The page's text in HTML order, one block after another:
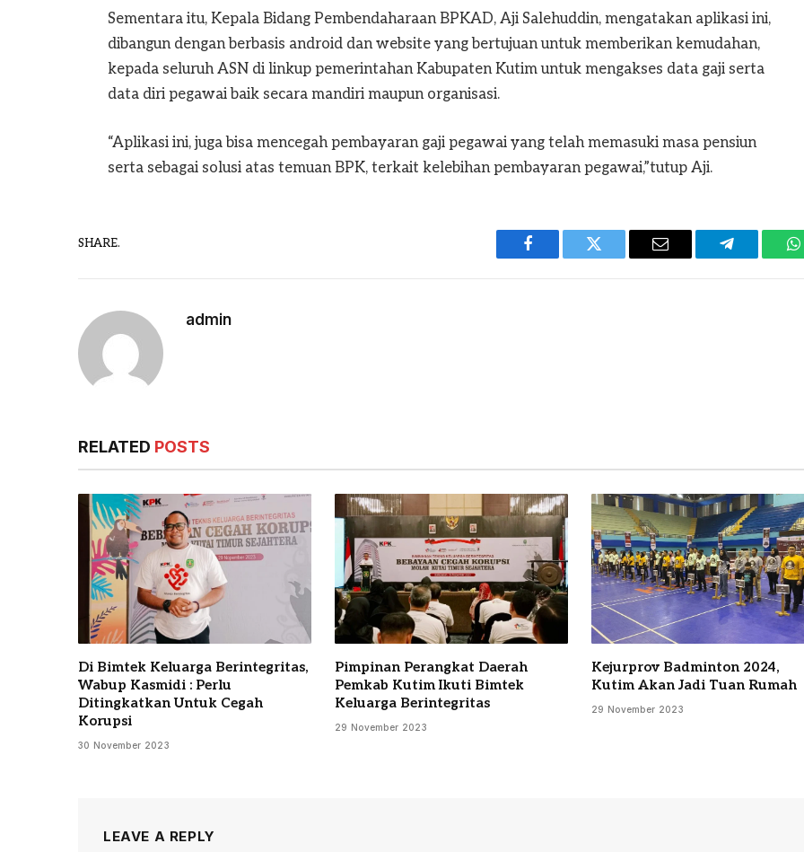
Sementara itu, Kepala Bidang Pembendaharaan BPKAD, Aji Salehuddin, mengatakan aplikasi ini,
dibangun dengan berbasis android dan website yang bertujuan untuk memberikan kemudahan,
kepada seluruh ASN di linkup pemerintahan Kabupaten Kutim untuk mengakses data gaji serta
data diri pegawai baik secara mandiri maupun organisasi.
“Aplikasi ini, juga bisa mencegah pembayaran gaji pegawai yang telah memasuki masa pensiun
serta sebagai solusi atas temuan BPK, terkait kelebihan pembayaran pegawai,”tutup Aji.
SHARE.
Facebook Twitter Email Telegram
admin
RELATED POSTS
Di Bimtek Keluarga Berintegritas,
Wabup Kasmidi : Perlu
Ditingkatkan Untuk Cegah
Korupsi
30 November 2023
Pimpinan Perangkat Daerah
Pemkab Kutim Ikuti Bimtek
Keluarga Berintegritas
29 November 2023
Kejurprov Badminton 2024,
Kutim Akan Jadi Tuan Rumah
29 November 2023
LEAVE A REPLY